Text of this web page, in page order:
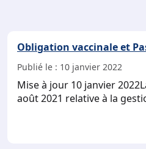
Obligation vaccinale et
Publié le : 10 janvier 2022
Mise à jour 10 janvier
août 2021 relative à la